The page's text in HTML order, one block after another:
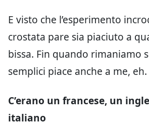
E visto che l’esperimento
crostata pare sia piaciuto a
bissa. Fin quando rimaniamo
semplici piace anche a me, eh.
C’erano un francese, un
italiano